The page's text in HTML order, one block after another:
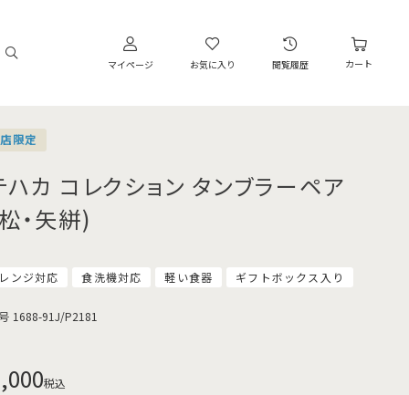
マイページ お気に入り 閲覧履歴 カート
限定
ハカ コレクション タンブラーペア
・矢絣)
ンジ対応 食洗機対応 軽い食器 ギフトボックス入り
1688-91J/P2181
税込